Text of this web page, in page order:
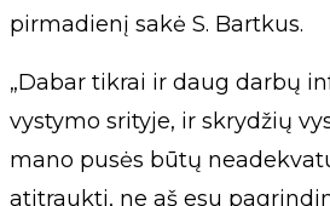
pirmadienį sakė S. Bartkus.
„Dabar tikrai ir daug darbų
vystymo srityje, ir skrydžių
mano pusės būtų
atitraukti, ne aš esu